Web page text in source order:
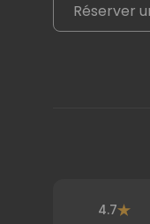
4.7
Réserver